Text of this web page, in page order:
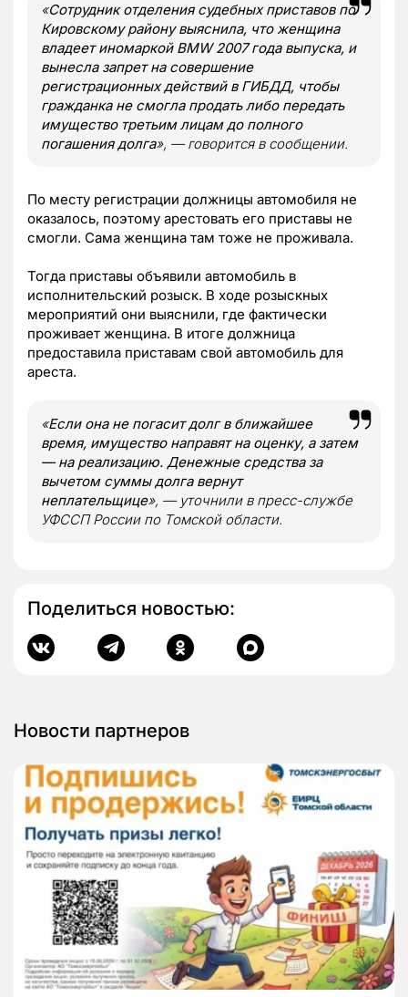
«Сотрудник отделения судебных приставов по
Кировскому району выяснила, что женщина
владеет иномаркой BMW 2007 года выпуска, и
вынесла запрет на совершение
регистрационных действий в ГИБДД, чтобы
гражданка не смогла продать либо передать
имущество третьим лицам до полного
погашения долга», — говорится в сообщении.
По месту регистрации должницы автомобиля не
оказалось, поэтому арестовать его приставы не
смогли. Сама женщина там тоже не проживала.
Тогда приставы объявили автомобиль в
исполнительский розыск. В ходе розыскных
мероприятий они выяснили, где фактически
проживает женщина. В итоге должница
предоставила приставам свой автомобиль для
ареста.
«Если она не погасит долг в ближайшее
время, имущество направят на оценку, а затем
— на реализацию. Денежные средства за
вычетом суммы долга вернут
неплательщице», — уточнили в пресс-службе
УФССП России по Томской области.
Поделиться новостью:
Новости партнеров